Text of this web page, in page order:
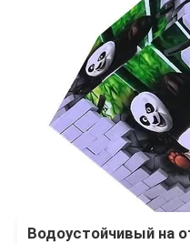
Водоустойчивый на